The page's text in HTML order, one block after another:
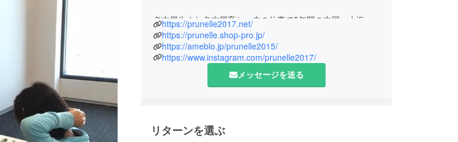
名古屋生まれ名古屋育ち、夫の仕事で5年間の中国・上海生
活を経験しました。
短大卒業後は大手自動車メーカーに就職、
派遣の仕事も含めて約20年間事務の仕事をしてきました。
です。
https://prunelle2017.net/
https://prunelle.shop-pro.jp/
https://ameblo.jp/prunelle2015/
https://www.instagram.com/prunelle2017/
メッセージを送る
リターンを選ぶ